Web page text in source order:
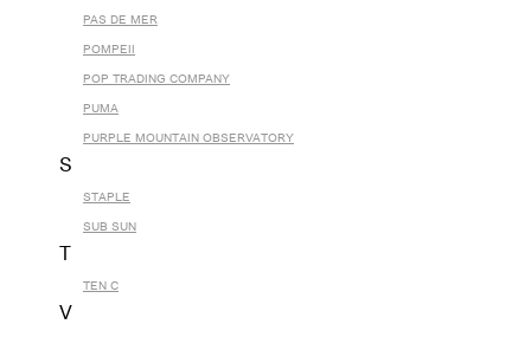
PAS DE MER
POMPEII
POP TRADING COMPANY
PUMA
PURPLE MOUNTAIN OBSERVATORY
S
STAPLE
SUB SUN
TEN C
V